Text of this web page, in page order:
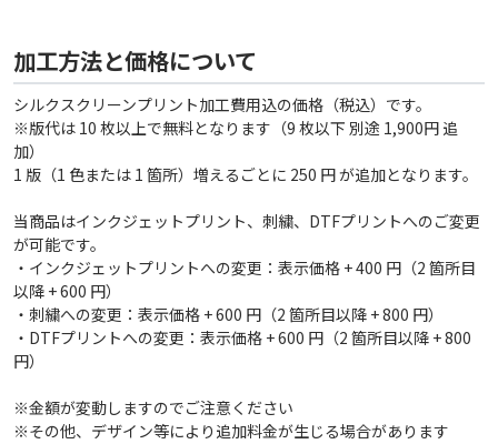
加工方法と価格について
シルクスクリーンプリント加工費用込の価格（税込）です。
※版代は 10 枚以上で無料となります（9 枚以下 別途 1,900円 追
加）
1 版（1 色または 1 箇所）増えるごとに 250 円 が追加となります。
当商品はインクジェットプリント、刺繍、DTFプリントへのご変更
が可能です。
・インクジェットプリントへの変更：表示価格 + 400 円（2 箇所目
以降 + 600 円）
・刺繍への変更：表示価格 + 600 円（2 箇所目以降 + 800 円）
・DTFプリントへの変更：表示価格 + 600 円（2 箇所目以降 + 800
円）
※金額が変動しますのでご注意ください
※その他、デザイン等により追加料金が生じる場合があります